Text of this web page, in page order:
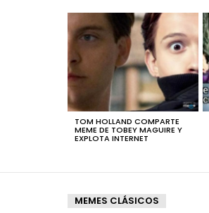
STORIES
TOM HOLLAND COMPARTE
MEME DE TOBEY MAGUIRE Y
EXPLOTA INTERNET
MEMES CLÁSICOS